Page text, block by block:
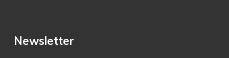
Newsletter